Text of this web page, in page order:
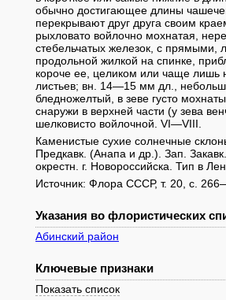
обычно достигающее длины
перекрывают друг друга своим
рыхловато войлочно мохнатая,
стебельчатых железок, с прямыми,
продольной жилкой на спинке,
короче ее, целиком или чаще лишь
листьев; вн. 14—15 мм дл.,
бледножелтый, в зеве густо
снаружи в верхней части (у зева
шелковисто войлочной. VI—VIII.
Каменистые сухие солнечные
Предкавк. (Анапа и др.). Зап.
окрестн. г. Новороссийска. Тип в
Источник: Флора СССР, т. 20, с.
Указания во флористических
Абинский район
Ключевые признаки
Показать список